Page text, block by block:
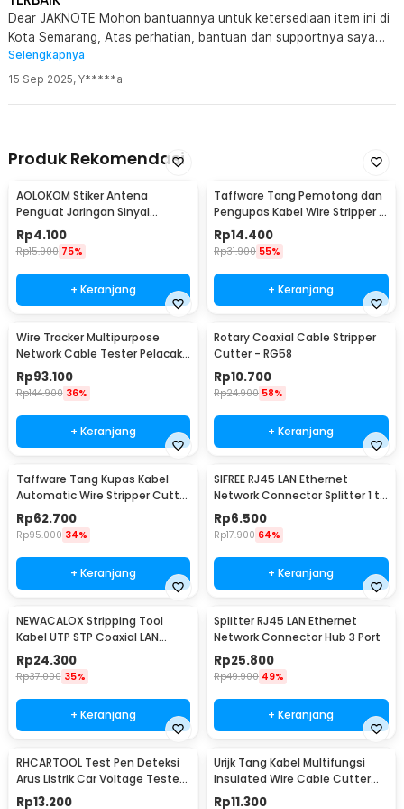
Dear JAKNOTE Mohon bantuannya untuk ketersediaan item ini di
Kota Semarang, Atas perhatian, bantuan dan supportnya saya
haturkan banyak terima kasih. SUKSES Dan Selalu memberikan
yang TERBAIK
Selengkapnya
15 Sep 2025, Y*****a
Produk Rekomendasi
AOLOKOM Stiker Antena
Penguat Jaringan Sinyal
Smartphone Universal - SP-1
Rp4.100
Rp15.900 75%
+ Keranjang
Taffware Tang Pemotong dan
Pengupas Kabel Wire Stripper 7
Slot - JM-CT4-12
Rp14.400
Rp31.900 55%
+ Keranjang
Wire Tracker Multipurpose
Network Cable Tester Pelacak
Kabel Telepon - WH806C
Rp93.100
Rp144.900 36%
+ Keranjang
Rotary Coaxial Cable Stripper
Cutter - RG58
Rp10.700
Rp24.900 58%
+ Keranjang
Taffware Tang Kupas Kabel
Automatic Wire Stripper Cutter
Crimper - TK0742
Rp62.700
Rp95.000 34%
+ Keranjang
SIFREE RJ45 LAN Ethernet
Network Connector Splitter 1 to
2 - DN0190
Rp6.500
Rp17.900 64%
+ Keranjang
NEWACALOX Stripping Tool
Kabel UTP STP Coaxial LAN
Cable Wire Stripper - HT-352
Rp24.300
Rp37.000 35%
+ Keranjang
Splitter RJ45 LAN Ethernet
Network Connector Hub 3 Port
Rp25.800
Rp49.900 49%
+ Keranjang
RHCARTOOL Test Pen Deteksi
Arus Listrik Car Voltage Tester
DC 6-24V - ET610
Rp13.200
Urijk Tang Kabel Multifungsi
Insulated Wire Cable Cutter
Pliers 12.5cm Round Nose -
Rp11.300